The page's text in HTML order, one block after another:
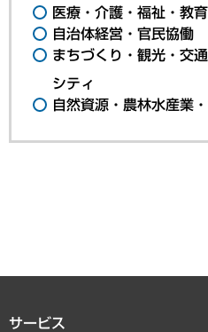
医療・介護・福祉・教
自治体経営・官民協働
まちづくり・観光・交
シティ
自然資源・農林水産業
サービス